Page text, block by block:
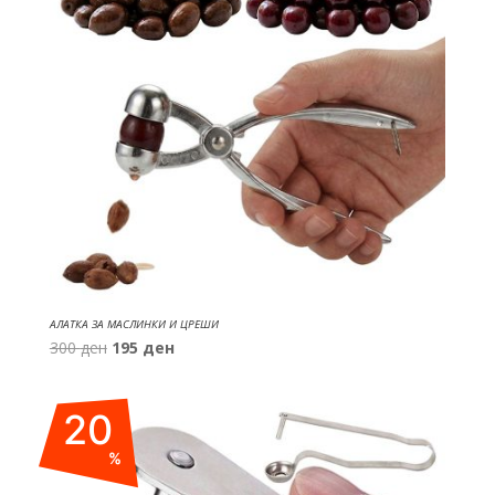
АЛАТКА ЗА МАСЛИНКИ И ЦРЕШИ
300ден Original
was:
300 ден.
195 денCurrent
20
%